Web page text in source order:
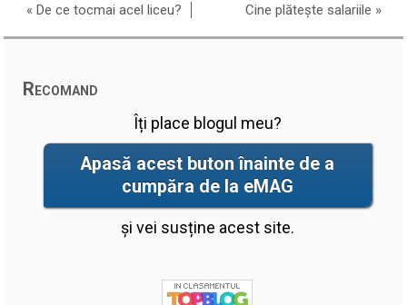
«De ce tocmai acel liceu? Cine plătește salariile »
Recomand
Îți place blogul meu?
Apasă acest buton înainte de a
cumpăra de la eMAG
și vei susține acest site.